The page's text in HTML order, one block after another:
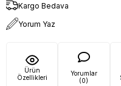
Kargo Bedava
Yorum Yaz
Ürün
Özellikleri
Yorumlar
(0)